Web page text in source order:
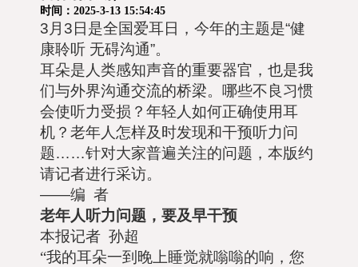
时间：2025-3-13 15:54:45
3月3日是全国爱耳日，今年的主题是“健
康聆听 无碍沟通”。
耳朵是人类感知声音的重要器官，也是我
们与外界沟通交流的桥梁。哪些不良习惯
会使听力受损？年轻人如何正确使用耳
机？老年人怎样及时发现和干预听力问
题……针对大家普遍关注的问题，本版约
请记者进行采访。
——编 者
老年人听力问题，要及早干预
本报记者 孙超
“我的耳朵一到晚上睡觉就嗡嗡的响，您